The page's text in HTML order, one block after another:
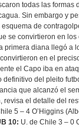
todas las
Sin embargo y
de
se convirtieron en
primera diana llegó a
en el
el Capo iba en
del pleito
que alcanzó el
el detalle del
5 – 4 O’Higgins
10: U. de Chile 3 – 0